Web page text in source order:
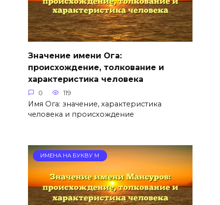
Значение имени Ога:
происхождение, толкование и
характеристика человека
0 119
Имя Ога: значение, характеристика
человека и происхождение
ИМЕНА НА БУКВУ М